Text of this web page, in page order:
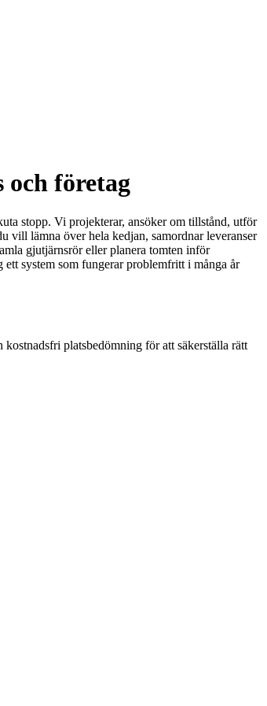
företag
stopp. Vi projekterar, ansöker om tillstånd, utför
vill lämna över hela kedjan, samordnar leveranser
gjutjärnsrör eller planera tomten inför
system som fungerar problemfritt i många år
platsbedömning för att säkerställa rätt